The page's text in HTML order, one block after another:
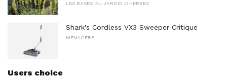
LES BASES DU JARDIN D'HERBES
Shark's Cordless VX3 Sweeper Critique
MÉNAGÈRE
Users choice